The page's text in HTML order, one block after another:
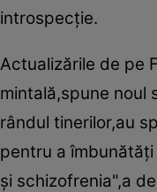
introspecţie.
Actualizările de pe
mintală,spune noul
rândul tinerilor,au
pentru a
şi schizofrenia",a